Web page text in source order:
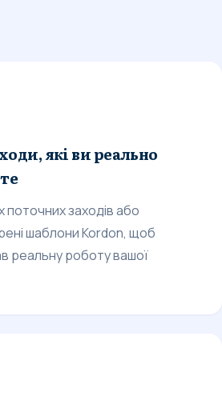
які ви реально
заходів або
шаблони Kordon, щоб
реальну роботу вашої